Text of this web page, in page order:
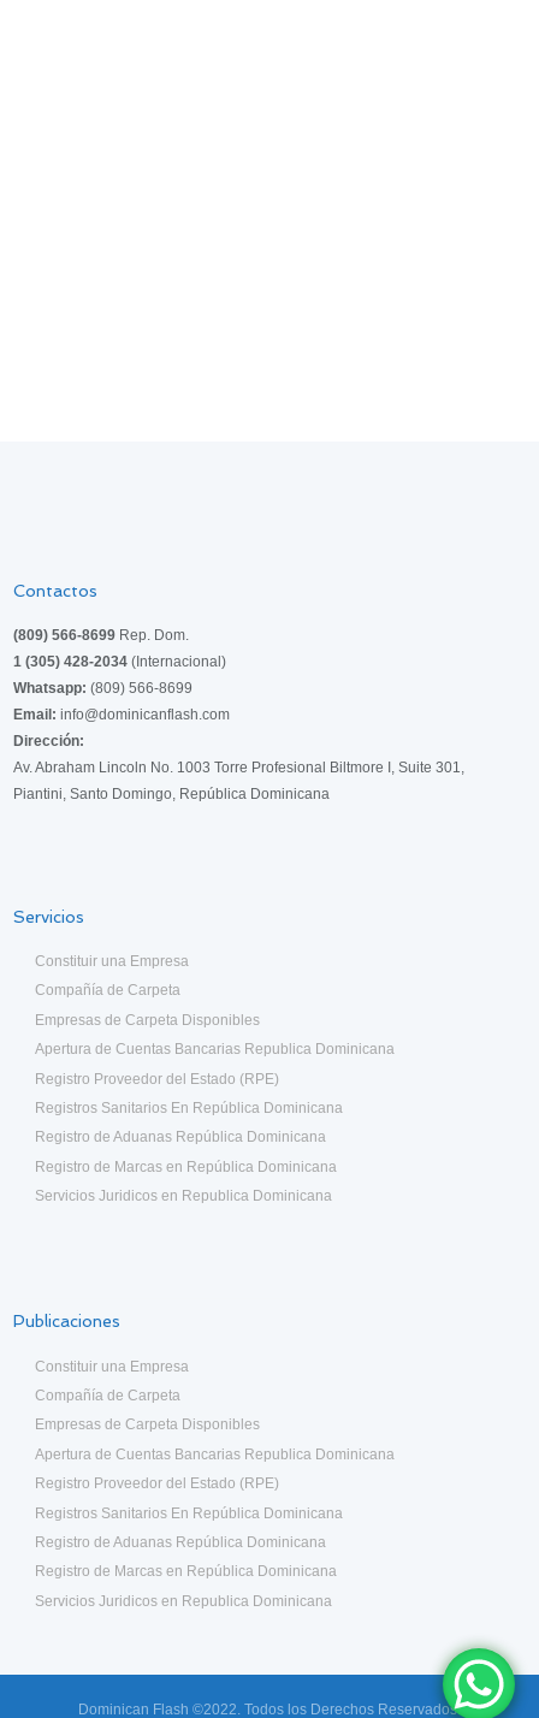
Contactos
(809) 566-8699 Rep. Dom.
1 (305) 428-2034 (Internacional)
Whatsapp: (809) 566-8699
Email: info@dominicanflash.com
Dirección:
Av. Abraham Lincoln No. 1003 Torre Profesional Biltmore I, Suite 301,
Piantini, Santo Domingo, República Dominicana
Servicios
Constituir una Empresa
Compañía de Carpeta
Empresas de Carpeta Disponibles
Apertura de Cuentas Bancarias Republica Dominicana
Registro Proveedor del Estado (RPE)
Registros Sanitarios En República Dominicana
Registro de Aduanas República Dominicana
Registro de Marcas en República Dominicana
Servicios Juridicos en Republica Dominicana
Publicaciones
Constituir una Empresa
Compañía de Carpeta
Empresas de Carpeta Disponibles
Apertura de Cuentas Bancarias Republica Dominicana
Registro Proveedor del Estado (RPE)
Registros Sanitarios En República Dominicana
Registro de Aduanas República Dominicana
Registro de Marcas en República Dominicana
Servicios Juridicos en Republica Dominicana
Dominican Flash ©2022. Todos los Derechos Reservados.